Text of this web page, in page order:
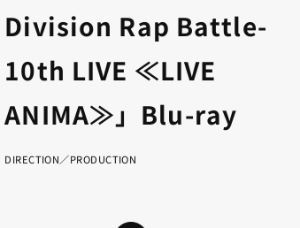
Division Rap Battle-
10th LIVE ≪LIVE
ANIMA≫」Blu-ray
DIRECTION／PRODUCTION